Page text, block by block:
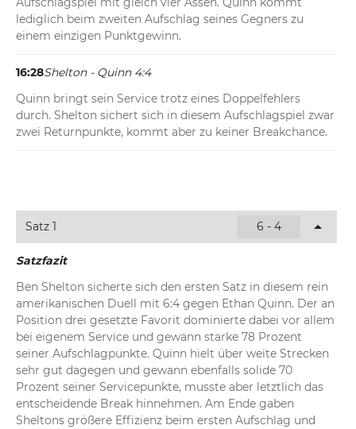
lediglich beim zweiten Aufschlag seines Gegners zu
einem einzigen Punktgewinn.
16:28Shelton - Quinn 4:4
Quinn bringt sein Service trotz eines Doppelfehlers
durch. Shelton sichert sich in diesem Aufschlagspiel zwar
zwei Returnpunkte, kommt aber zu keiner Breakchance.
Position drei gesetzte US-Amerikaner lässt Quinn keinen
einzigen Punkt und verbucht auf dem Weg zum
Spielgewinn zudem ein Ass.
16:15 Shelton - Quinn 4:4
Sicheres Aufschlagspiel von Ethan Quinn, der nur einen
gegnerischen Punkt zulässt. Der ungesetzte US-
Amerikaner verwehrt seinem favorisierten Landsmann
Shelton jegliche Breakchance.
Satz 1 6 - 4
Satzfazit
Ben Shelton sicherte sich den ersten Satz in diesem rein
amerikanischen Duell mit 6:4 gegen Ethan Quinn. Der an
Position drei gesetzte Favorit dominierte dabei vor allem
bei eigenem Service und gewann starke 78 Prozent
seiner Aufschlagpunkte. Quinn hielt über weite Strecken
sehr gut dagegen und gewann ebenfalls solide 70
Prozent seiner Servicepunkte, musste aber letztlich das
entscheidende Break hinnehmen. Am Ende gaben
Sheltons größere Effizienz beim ersten Aufschlag und